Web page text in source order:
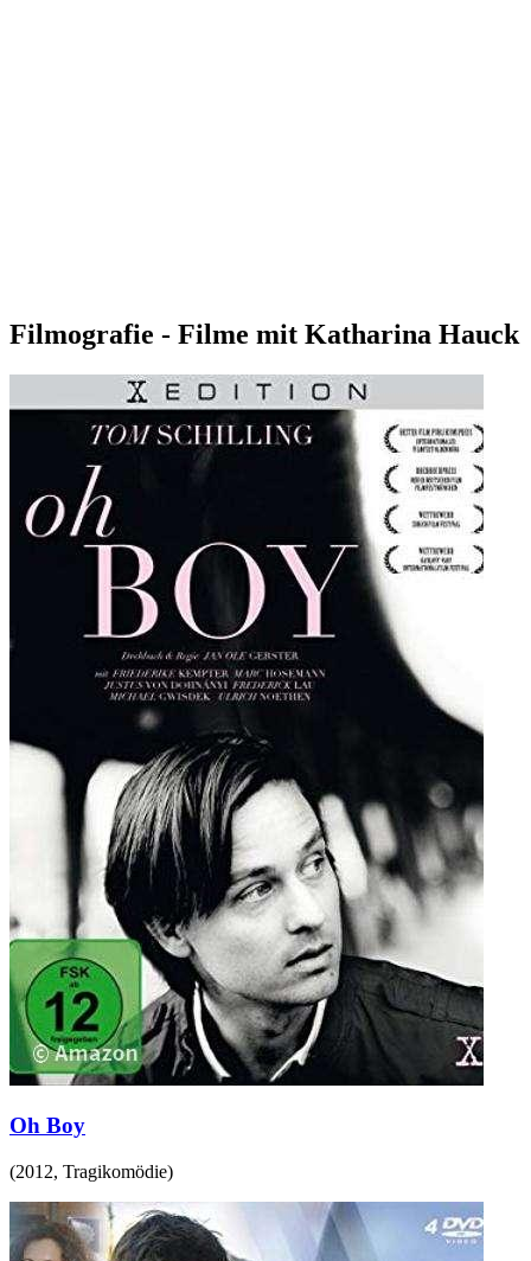
Filmografie - Filme mit Katharina Hauck
Oh Boy
(2012, Tragikomödie)